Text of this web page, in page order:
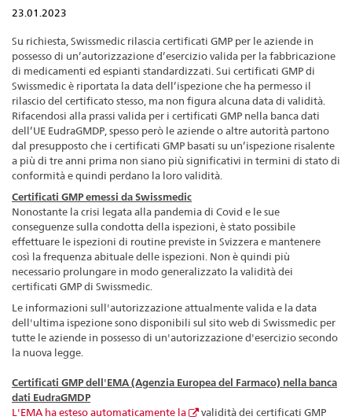
23.01.2023
Su richiesta, Swissmedic rilascia certificati GMP per le aziende in
possesso di un’autorizzazione d’esercizio valida per la fabbricazione
di medicamenti ed espianti standardizzati. Sui certificati GMP di
Swissmedic è riportata la data dell’ispezione che ha permesso il
rilascio del certificato stesso, ma non figura alcuna data di validità.
Rifacendosi alla prassi valida per i certificati GMP nella banca dati
dell’UE EudraGMDP, spesso però le aziende o altre autorità partono
dal presupposto che i certificati GMP basati su un’ispezione risalente
a più di tre anni prima non siano più significativi in termini di stato di
conformità e quindi perdano la loro validità.
Certificati GMP emessi da Swissmedic
Nonostante la crisi legata alla pandemia di Covid e le sue
conseguenze sulla condotta della ispezioni, è stato possibile
effettuare le ispezioni di routine previste in Svizzera e mantenere
così la frequenza abituale delle ispezioni. Non è quindi più
necessario prolungare in modo generalizzato la validità dei
certificati GMP di Swissmedic.
Le informazioni sull'autorizzazione attualmente valida e la data
dell'ultima ispezione sono disponibili sul sito web di Swissmedic per
tutte le aziende in possesso di un'autorizzazione d'esercizio secondo
la nuova legge.
Certificati GMP dell'EMA (Agenzia Europea del Farmaco) nella banca
dati EudraGMDP
L'EMA ha esteso automaticamente la
validità dei certificati GMP